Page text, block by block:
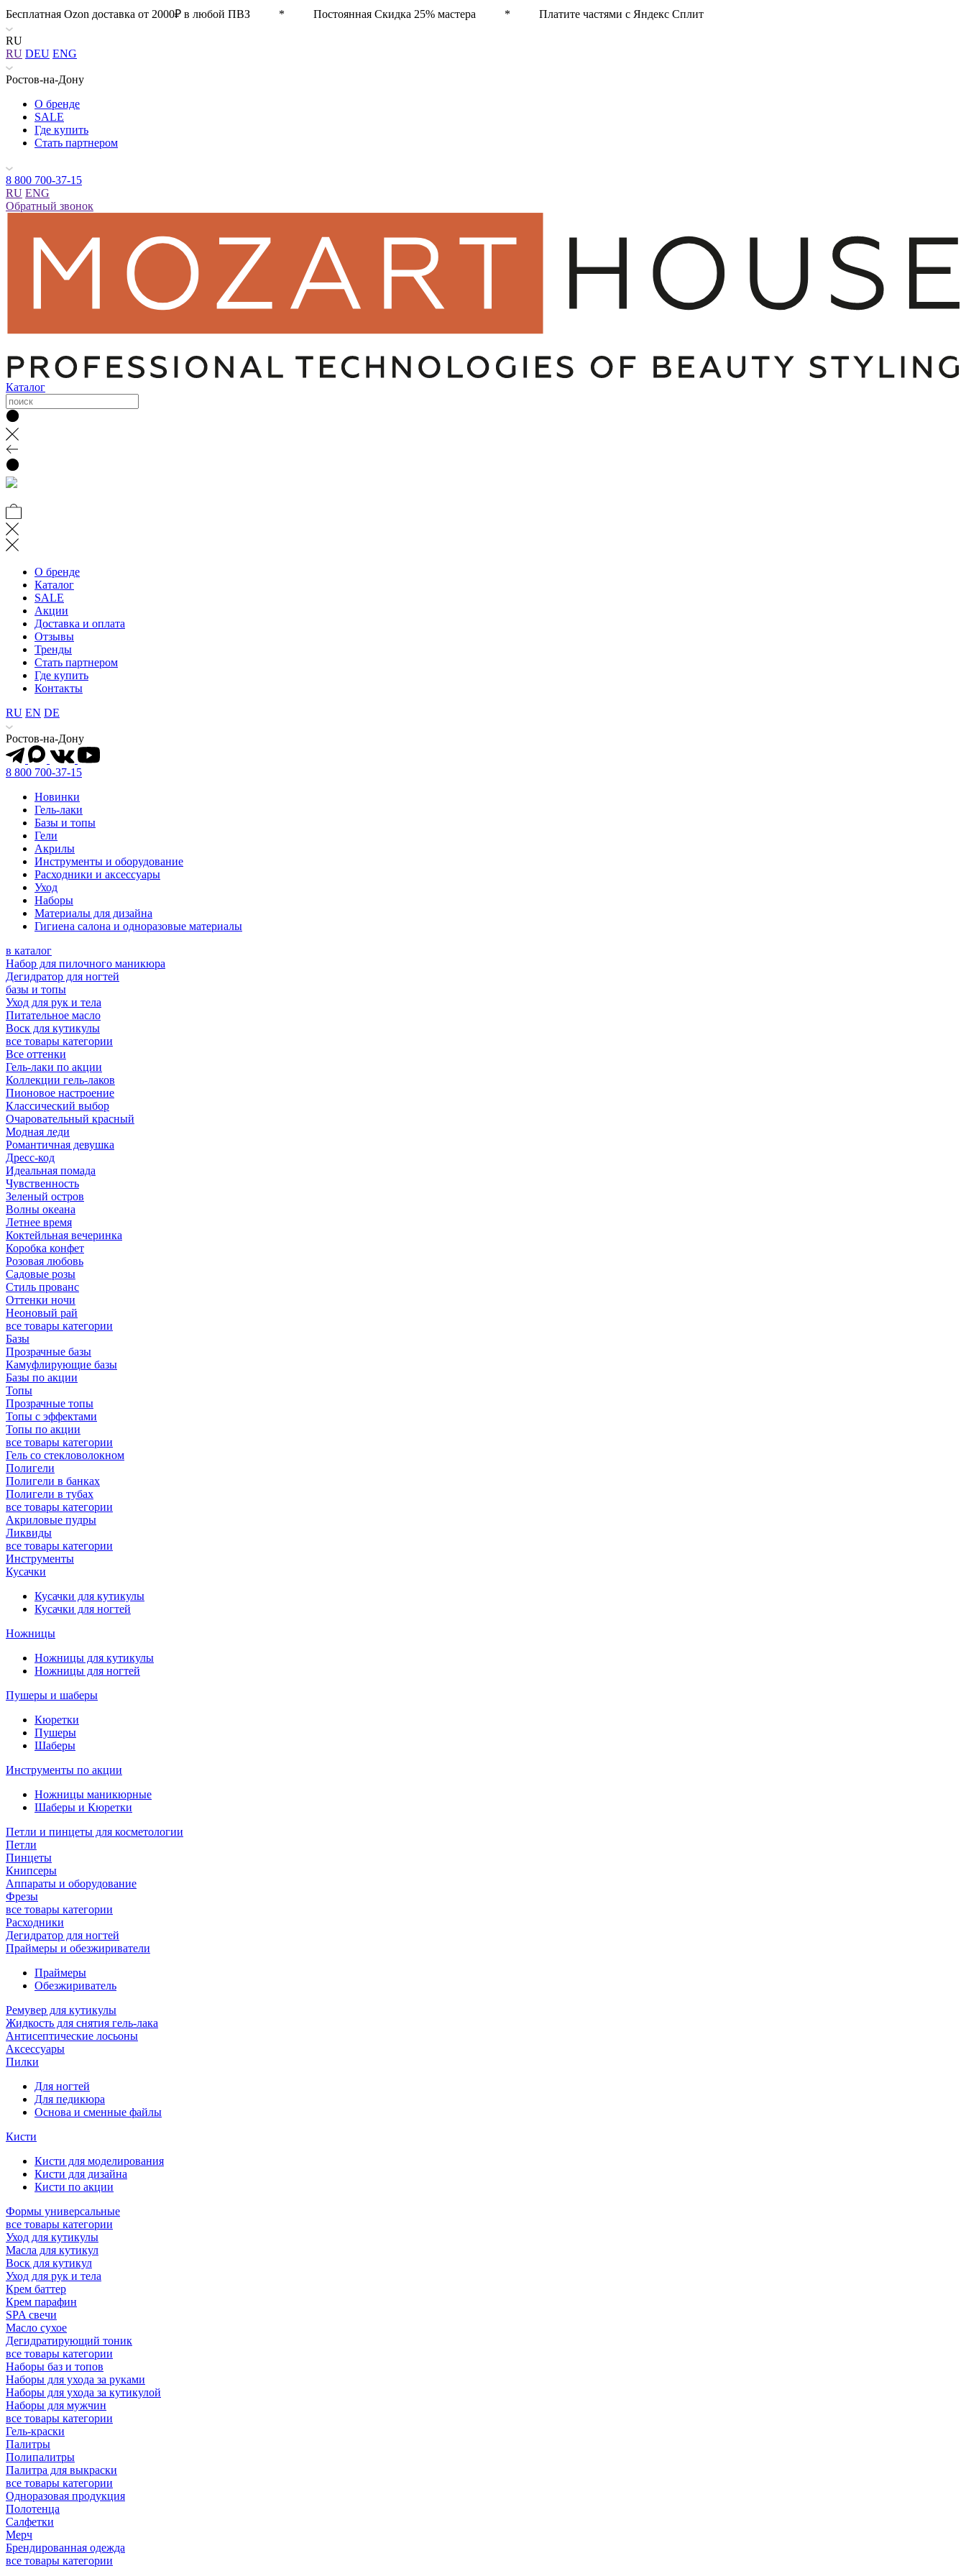
Бесплатная Ozon доставка от 2000₽ в любой ПВЗ * Постоянная Скидка 25% мастера * Платите частями с Яндекс Сплит
RU
RU DEU ENG
Ростов-на-Дону
О бренде
SALE
Где купить
Стать партнером
8 800 700-37-15
RU ENG
Обратный звонок
Каталог
О бренде
Каталог
SALE
Акции
Доставка и оплата
Отзывы
Тренды
Стать партнером
Где купить
Контакты
RU EN DE
Ростов-на-Дону
8 800 700-37-15
Новинки
Гель-лаки
Базы и топы
Гели
Акрилы
Инструменты и оборудование
Расходники и аксессуары
Уход
Наборы
Материалы для дизайна
Гигиена салона и одноразовые материалы
в каталог
Набор для пилочного маникюра
Дегидратор для ногтей
базы и топы
Уход для рук и тела
Питательное масло
Воск для кутикулы
все товары категории
Все оттенки
Гель-лаки по акции
Коллекции гель-лаков
Пионовое настроение
Классический выбор
Очаровательный красный
Модная леди
Романтичная девушка
Дресс-код
Идеальная помада
Чувственность
Зеленый остров
Волны океана
Летнее время
Коктейльная вечеринка
Коробка конфет
Розовая любовь
Садовые розы
Стиль прованс
Оттенки ночи
Неоновый рай
все товары категории
Базы
Прозрачные базы
Камуфлирующие базы
Базы по акции
Топы
Прозрачные топы
Топы с эффектами
Топы по акции
все товары категории
Гель со стекловолокном
Полигели
Полигели в банках
Полигели в тубах
все товары категории
Акриловые пудры
Ликвиды
все товары категории
Инструменты
Кусачки
Кусачки для кутикулы
Кусачки для ногтей
Ножницы
Ножницы для кутикулы
Ножницы для ногтей
Пушеры и шаберы
Кюретки
Пушеры
Шаберы
Инструменты по акции
Ножницы маникюрные
Шаберы и Кюретки
Петли и пинцеты для косметологии
Петли
Пинцеты
Книпсеры
Аппараты и оборудование
Фрезы
все товары категории
Расходники
Дегидратор для ногтей
Праймеры и обезжириватели
Праймеры
Обезжириватель
Ремувер для кутикулы
Жидкость для снятия гель-лака
Антисептические лосьоны
Аксессуары
Пилки
Для ногтей
Для педикюра
Основа и сменные файлы
Кисти
Кисти для моделирования
Кисти для дизайна
Кисти по акции
Формы универсальные
все товары категории
Уход для кутикулы
Масла для кутикул
Воск для кутикул
Уход для рук и тела
Крем баттер
Крем парафин
SPA свечи
Масло сухое
Дегидратирующий тоник
все товары категории
Наборы баз и топов
Наборы для ухода за руками
Наборы для ухода за кутикулой
Наборы для мужчин
все товары категории
Гель-краски
Палитры
Полипалитры
Палитра для выкраски
все товары категории
Одноразовая продукция
Полотенца
Салфетки
Мерч
Брендированная одежда
все товары категории